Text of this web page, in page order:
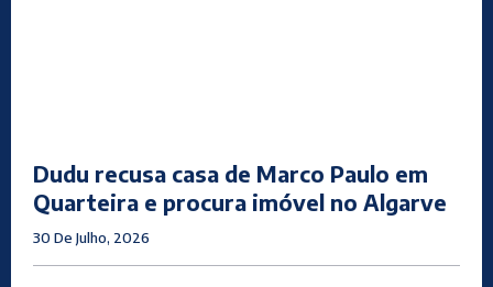
Dudu recusa casa de Marco Paulo em
Quarteira e procura imóvel no Algarve
30 De Julho, 2026